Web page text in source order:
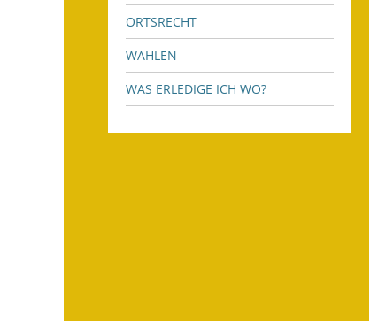
ORTSRECHT
WAHLEN
WAS ERLEDIGE ICH WO?